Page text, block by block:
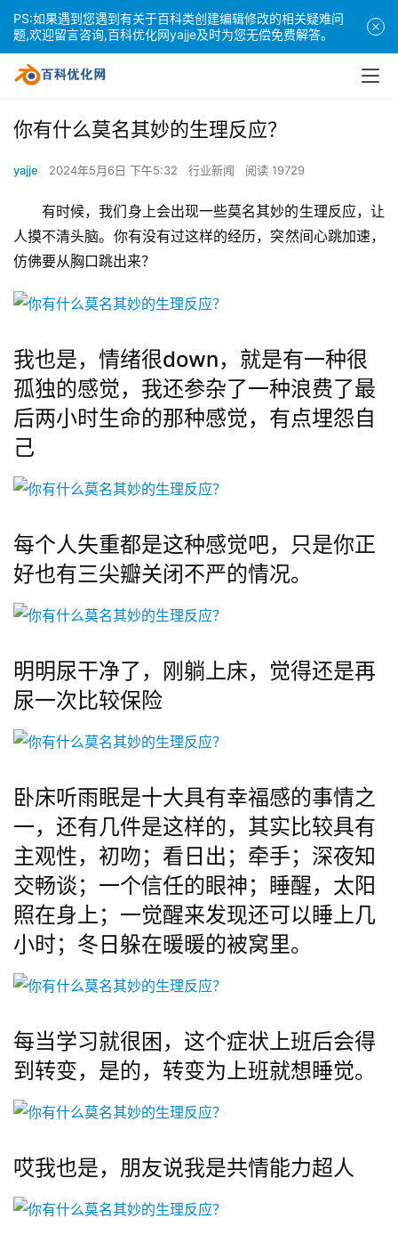
你有什么莫名其妙的生理反应？
yajje 2024年5月6日 下午5:32 行业新闻 阅读 19729
有时候，我们身上会出现一些莫名其妙的生理反应，让
人摸不清头脑。你有没有过这样的经历，突然间心跳加速，
仿佛要从胸口跳出来？
我也是，情绪很down，就是有一种很
孤独的感觉，我还参杂了一种浪费了最
后两小时生命的那种感觉，有点埋怨自
己
每个人失重都是这种感觉吧，只是你正
好也有三尖瓣关闭不严的情况。
明明尿干净了，刚躺上床，觉得还是再
尿一次比较保险
卧床听雨眠是十大具有幸福感的事情之
一，还有几件是这样的，其实比较具有
主观性，初吻；看日出；牵手；深夜知
交畅谈；一个信任的眼神；睡醒，太阳
照在身上；一觉醒来发现还可以睡上几
小时；冬日躲在暖暖的被窝里。
每当学习就很困，这个症状上班后会得
到转变，是的，转变为上班就想睡觉。
哎我也是，朋友说我是共情能力超人
PS:如果遇到您遇到有关于百科类创建编辑修改的相关疑难问
题,欢迎留言咨询,百科优化网yajje及时为您无偿免费解答。